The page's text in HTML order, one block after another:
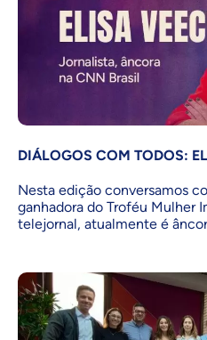
DIÁLOGOS COM TODOS:
Nesta edição conversamos
ganhadora do Troféu Mulher
telejornal, atualmente é